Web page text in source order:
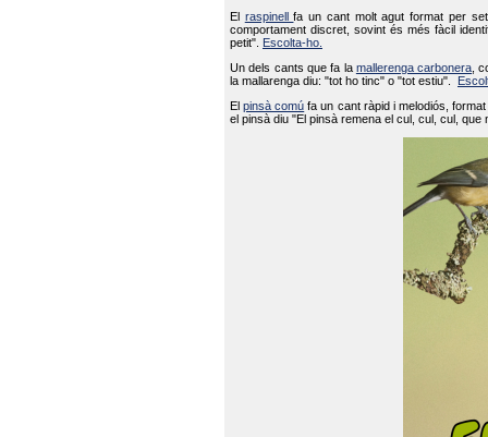
El raspinellfa un cant molt agut format per
comportament discret, sovint és més fàcil
petit".
Escolta-ho.
Un dels cants que fa la mallerenga carbonera ,
la mallarenga diu: "tot ho tinc" o "tot estiu".
Elpinsà comú fa un cant ràpid i melodiós,
el pinsà diu "El pinsà remena el cul, cul, cul,